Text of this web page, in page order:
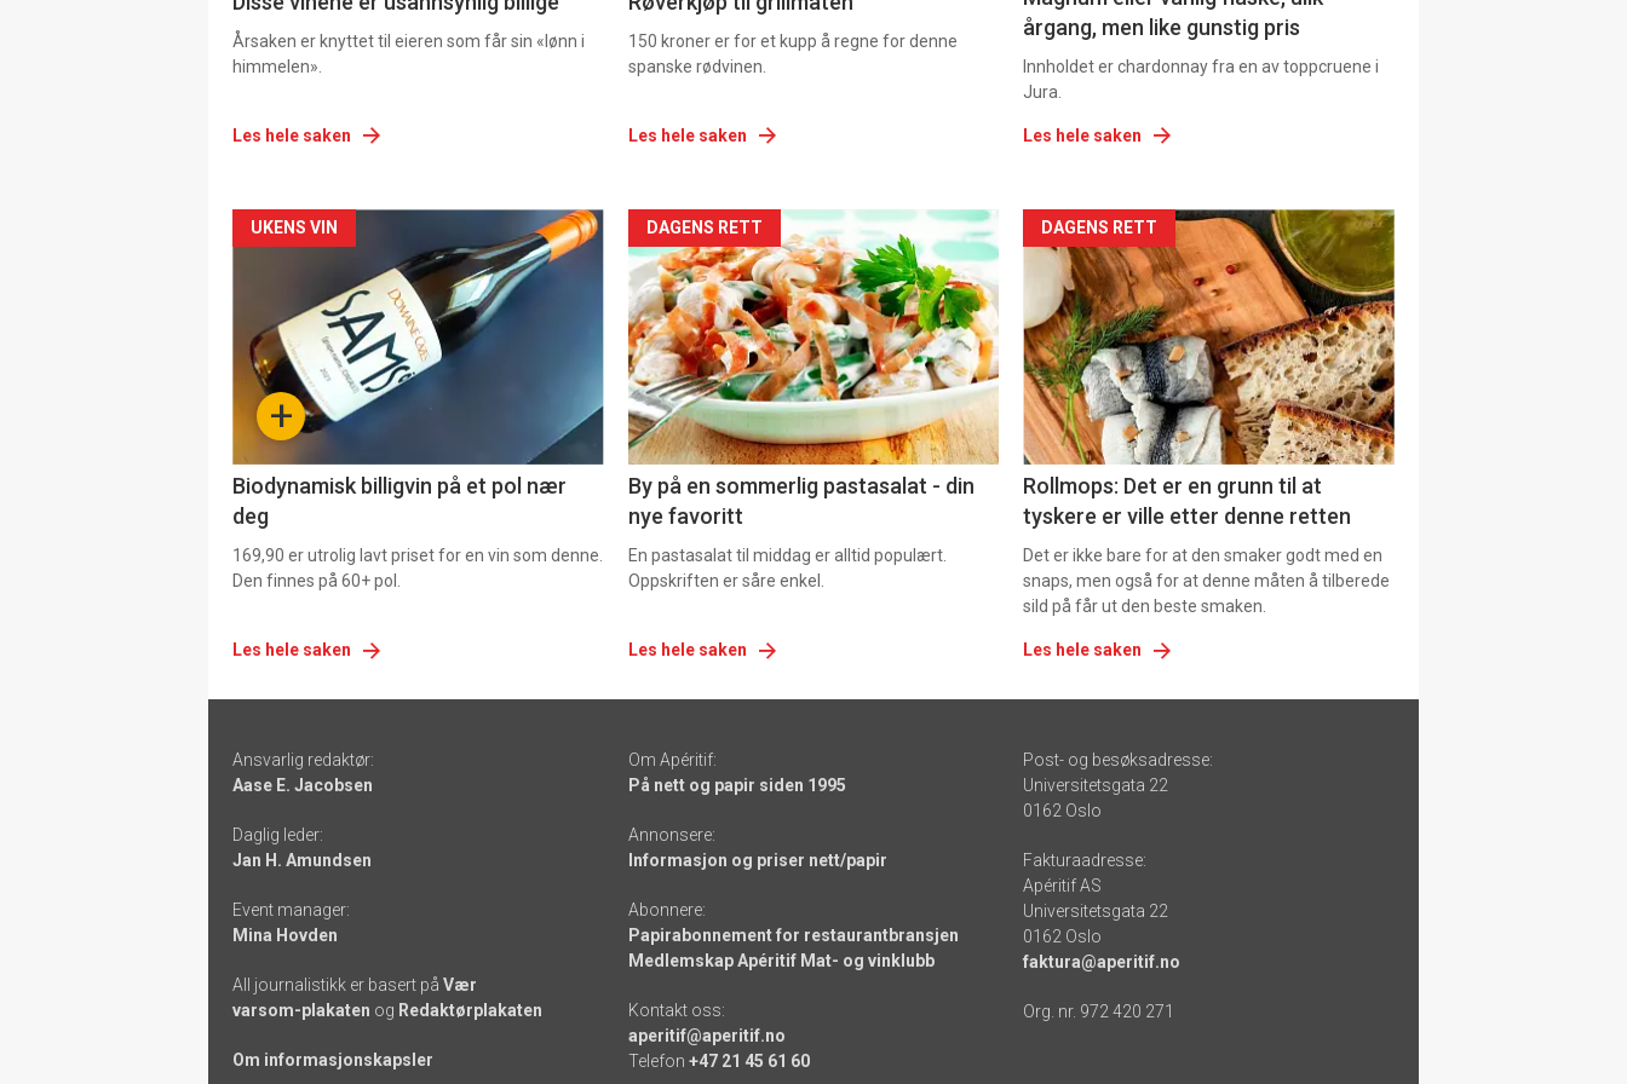
Årsaken er knyttet til eieren som får sin «lønn i
himmelen».
Les hele saken
150 kroner er for et kupp å regne for denne
spanske rødvinen.
Les hele saken
årgang, men like gunstig pris
Innholdet er chardonnay fra en av toppcruene i
Jura.
Les hele saken
Forsiden
akkurat
nå
-
+
UKENS VIN
Biodynamisk billigvin på et pol nær
deg
169,90 er utrolig lavt priset for en vin som denne.
Den finnes på 60+ pol.
Les hele saken
Forsiden
akkurat
nå
-
5
DAGENS RETT
By på en sommerlig pastasalat - din
nye favoritt
En pastasalat til middag er alltid populært.
Oppskriften er såre enkel.
Les hele saken
Forsiden
akkurat
nå
-
6
DAGENS RETT
Rollmops: Det er en grunn til at
tyskere er ville etter denne retten
Det er ikke bare for at den smaker godt med en
snaps, men også for at denne måten å tilberede
sild på får ut den beste smaken.
Les hele saken
-
links
Ansvarlig redaktør:
Aase E. Jacobsen
Daglig leder:
Jan H. Amundsen
Event manager:
Mina Hovden
All journalistikk er basert på Vær
varsom-plakaten og Redaktørplakaten
Om informasjonskapsler
Om Apéritif:
På nett og papir siden 1995
Annonsere:
Informasjon og priser nett/papir
Abonnere:
Papirabonnement for restaurantbransjen
Medlemskap Apéritif Mat- og vinklubb
Kontakt oss:
aperitif@aperitif.no
Telefon +47 21 45 61 60
Post- og besøksadresse:
Universitetsgata 22
0162 Oslo
Fakturaadresse:
Apéritif AS
Universitetsgata 22
0162 Oslo
faktura@aperitif.no
Org. nr. 972 420 271